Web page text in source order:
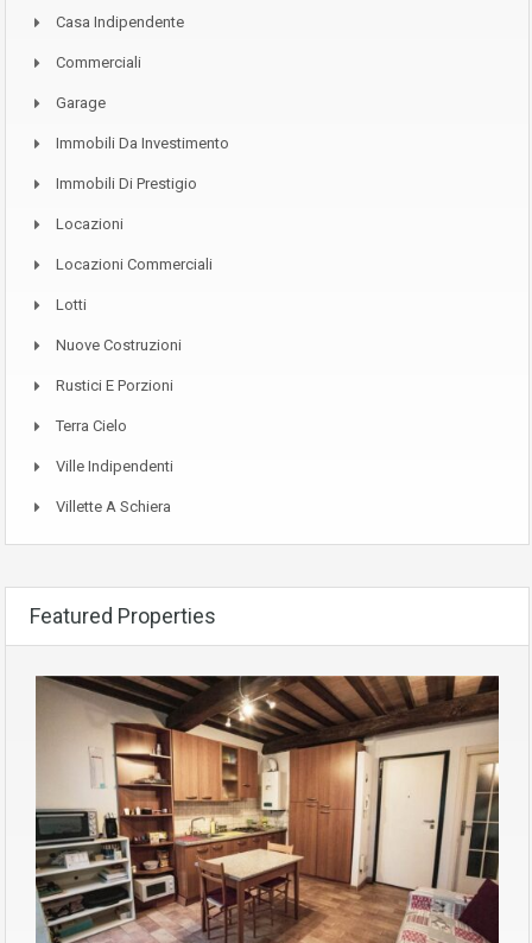
Casa Indipendente
Commerciali
Garage
Immobili Da Investimento
Immobili Di Prestigio
Locazioni
Locazioni Commerciali
Lotti
Nuove Costruzioni
Rustici E Porzioni
Terra Cielo
Ville Indipendenti
Villette A Schiera
Featured Properties